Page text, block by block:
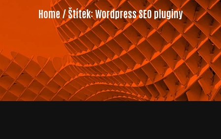
Home/ Štítek:Wordpress SEO pluginy